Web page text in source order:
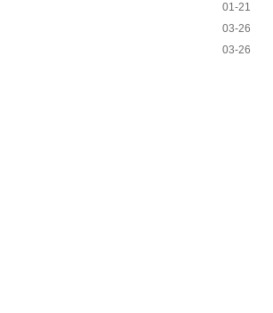
01-21
03-26
03-26